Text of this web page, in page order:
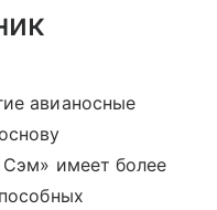
авианосные
имеет более